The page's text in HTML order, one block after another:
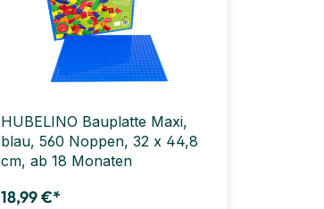
HUBELINO Bauplatte Maxi,
blau, 560 Noppen, 32 x 44,8
cm, ab 18 Monaten
18,99 €*